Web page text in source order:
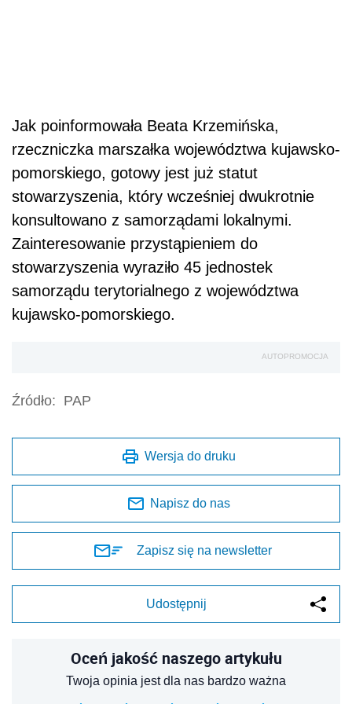
Jak poinformowała Beata Krzemińska,
rzeczniczka marszałka województwa kujawsko-
pomorskiego, gotowy jest już statut
stowarzyszenia, który wcześniej dwukrotnie
konsultowano z samorządami lokalnymi.
Zainteresowanie przystąpieniem do
stowarzyszenia wyraziło 45 jednostek
samorządu terytorialnego z województwa
kujawsko-pomorskiego.
AUTOPROMOCJA
Źródło: PAP
Wersja do druku
Napisz do nas
Zapisz się na newsletter
Udostępnij
Oceń jakość naszego artykułu
Twoja opinia jest dla nas bardzo ważna